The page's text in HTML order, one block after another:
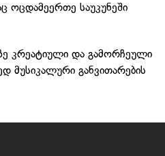
ოცდამეერთე საუკუნეში
კრეატიული და გამორჩეული
მუსიკალური განვითარების